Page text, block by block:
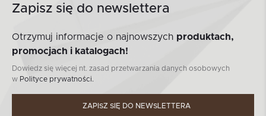
Zapisz się do newslettera
Otrzymuj informacje o najnowszych produktach,
promocjach i katalogach!
Dowiedz się więcej nt. zasad przetwarzania danych osobowych
w Polityce prywatności.
ZAPISZ SIĘ DO NEWSLETTERA